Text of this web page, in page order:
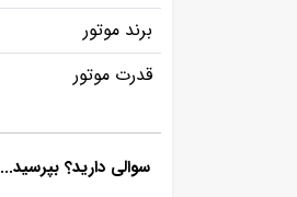
برند موتور
قدرت موتور
سوالی دارید؟ بپرسید...